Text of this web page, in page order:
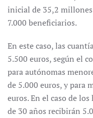
inicial de 35,2 millones
7.000 beneficiarios.
En este caso, las
5.500 euros, según el
para autónomas
de 5.000 euros, y para
euros. En el caso de
de 30 años recibirán